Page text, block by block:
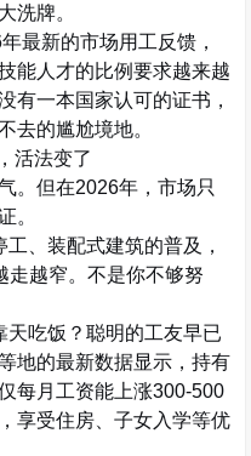
洗牌。
年最新的市场用工反馈，
能人才的比例要求越来越
有一本国家认可的证书，
去的尴尬境地。
活法变了
。但在2026年，市场只
。
工、装配式建筑的普及，
走越窄。不是你不够努
天吃饭？聪明的工友早已
地的最新数据显示，持有
每月工资能上涨300-500
享受住房、子女入学等优